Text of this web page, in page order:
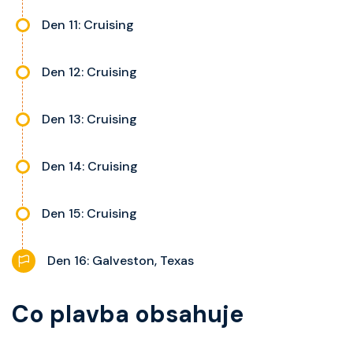
Den 11: Cruising
Den 12: Cruising
Den 13: Cruising
Den 14: Cruising
Den 15: Cruising
Den 16: Galveston, Texas
Co plavba obsahuje